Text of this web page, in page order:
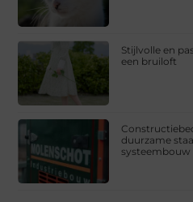
Stijlvolle en
een bruiloft
duurzame
systeembouw